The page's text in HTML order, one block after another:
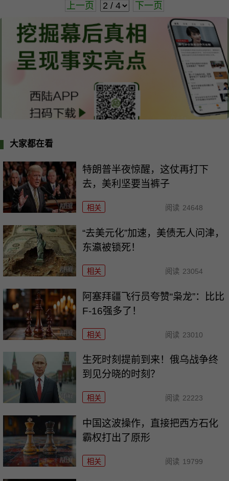
上一页 下一页
大家都在看
特朗普半夜惊醒，这仗再打下
去，美利坚要当裤子
相关 阅读 24648
“去美元化”加速，美债无人问津，
东瀛被锁死！
相关 阅读 23054
阿塞拜疆飞行员夸赞“枭龙”：比比
F-16强多了！
相关 阅读 23010
生死时刻提前到来！俄乌战争终
到见分晓的时刻？
相关 阅读 22223
中国这波操作，直接把西方石化
霸权打出了原形
相关 阅读 19799